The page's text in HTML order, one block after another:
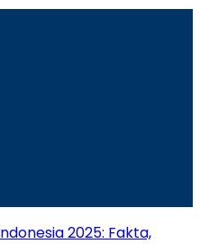
2025: Fakta,